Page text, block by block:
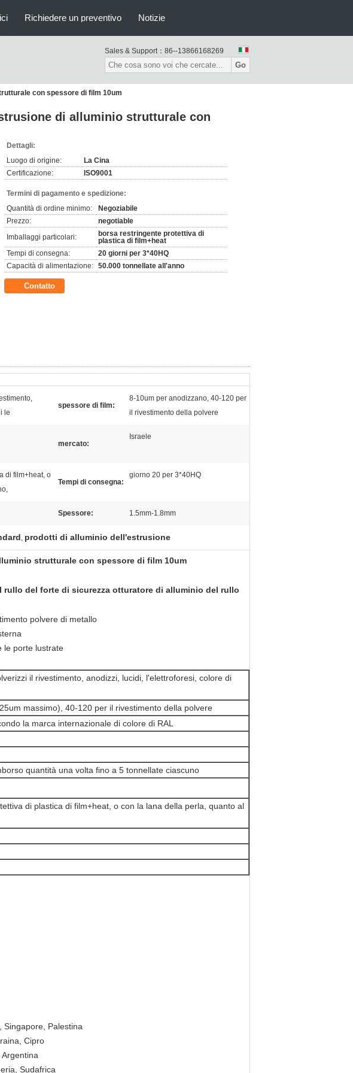
Richiedere un preventivo Notizie
Sales & Support： 86--13866168269
Go
con spessore di film 10um
di alluminio strutturale con
Dettagli:
Luogo di origine:
La Cina
Certificazione:
ISO9001
Termini di pagamento e spedizione:
Quantità di ordine minimo:
Negoziabile
Prezzo:
negotiable
Imballaggi particolari:
borsa restringente protettiva di
plastica di film+heat
Tempi di consegna:
20 giorni per 3*40HQ
Capacità di alimentazione: 50.000 tonnellate all'anno
Contatto
le
spessore di film:
8-10um per anodizzano, 40-120 per
il rivestimento della polvere
mercato:
Israele
di film+heat, o
Tempi di consegna:
giorno 20 per 3*40HQ
Spessore: 1.5mm-1.8mm
, prodotti di alluminio dell'estrusione
strutturale con spessore di film 10um
del forte di sicurezza otturatore di alluminio del rullo
polvere di metallo
le porte lustrate
il rivestimento, anodizzi, lucidi, l'elettroforesi, colore di
massimo), 40-120 per il rivestimento della polvere
la marca internazionale di colore di RAL
quantità una volta fino a 5 tonnellate ciascuno
di plastica di film+heat, o con la lana della perla, quanto al
Singapore, Palestina
Cipro
Sudafrica